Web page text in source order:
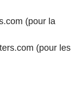
(pour la
(pour les